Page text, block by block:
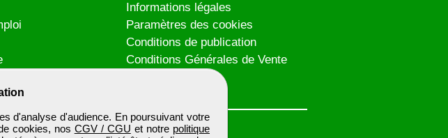
d'analyse d'audience. En poursuivant votre
cookies, nos CGV / CGU et notre politique
Informations légales
Paramètres des cookies
Conditions de publication
Conditions Générales de Vente